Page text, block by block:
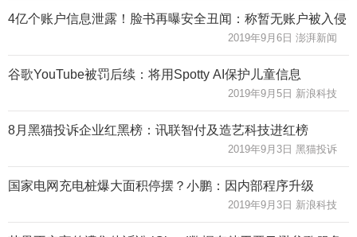
4亿个账户信息泄露！脸书再曝安全丑闻：称暂无账户被入侵
2019年9月6日 澎湃新闻
谷歌YouTube被罚后续：将用Spotty AI保护儿童信息
2019年9月5日 新浪科技
8月黑猫投诉企业红黑榜：讯联智付及造艺科技进红榜
2019年9月3日 黑猫投诉
国家电网充电桩爆大面积停摆？小鹏：因内部程序升级
2019年9月3日 新浪科技